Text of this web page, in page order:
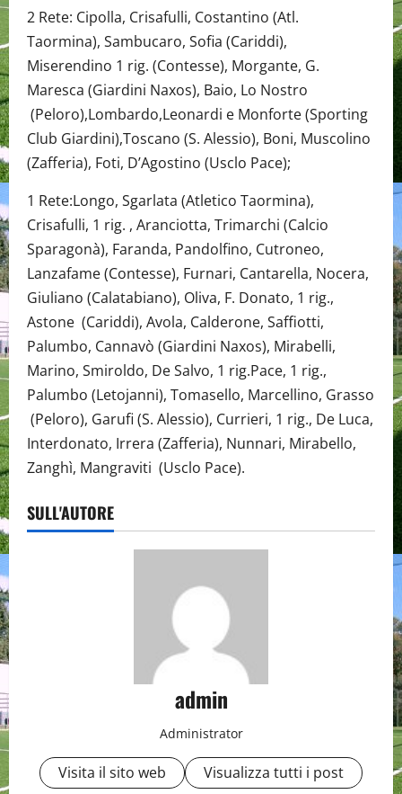
2 Rete: Cipolla, Crisafulli, Costantino (Atl.
Taormina), Sambucaro, Sofia (Cariddi),
Miserendino 1 rig. (Contesse), Morgante, G.
Maresca (Giardini Naxos), Baio, Lo Nostro
(Peloro),Lombardo,Leonardi e Monforte (Sporting
Club Giardini),Toscano (S. Alessio), Boni, Muscolino
(Zafferia), Foti, D’Agostino (Usclo Pace);
1 Rete:Longo, Sgarlata (Atletico Taormina),
Crisafulli, 1 rig. , Aranciotta, Trimarchi (Calcio
Sparagonà), Faranda, Pandolfino, Cutroneo,
Lanzafame (Contesse), Furnari, Cantarella, Nocera,
Giuliano (Calatabiano), Oliva, F. Donato, 1 rig.,
Astone (Cariddi), Avola, Calderone, Saffiotti,
Palumbo, Cannavò (Giardini Naxos), Mirabelli,
Marino, Smiroldo, De Salvo, 1 rig.Pace, 1 rig.,
Palumbo (Letojanni), Tomasello, Marcellino, Grasso
(Peloro), Garufi (S. Alessio), Currieri, 1 rig., De Luca,
Interdonato, Irrera (Zafferia), Nunnari, Mirabello,
Zanghì, Mangraviti (Usclo Pace).
SULL'AUTORE
admin
Administrator
Visita il sito web Visualizza tutti i post